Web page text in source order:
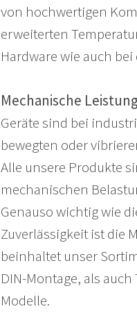
von hochwertigen
erweiterten
Hardware wie auch
Mechanische
Geräte sind bei
bewegten oder
Alle unsere Produkte
mechanischen
Genauso wichtig wie
Zuverlässigkeit ist die
beinhaltet unser
DIN-Montage, als
Modelle.